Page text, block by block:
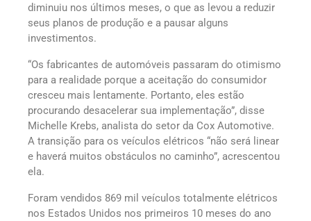
diminuiu nos últimos meses, o que as levou a reduzir
seus planos de produção e a pausar alguns
investimentos.
“Os fabricantes de automóveis passaram do otimismo
para a realidade porque a aceitação do consumidor
cresceu mais lentamente. Portanto, eles estão
procurando desacelerar sua implementação”, disse
Michelle Krebs, analista do setor da Cox Automotive.
A transição para os veículos elétricos “não será linear
e haverá muitos obstáculos no caminho”, acrescentou
ela.
Foram vendidos 869 mil veículos totalmente elétricos
nos Estados Unidos nos primeiros 10 meses do ano